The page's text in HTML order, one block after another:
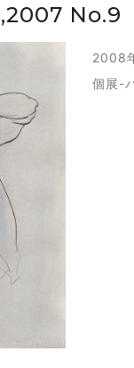
No.9
2008
個展-